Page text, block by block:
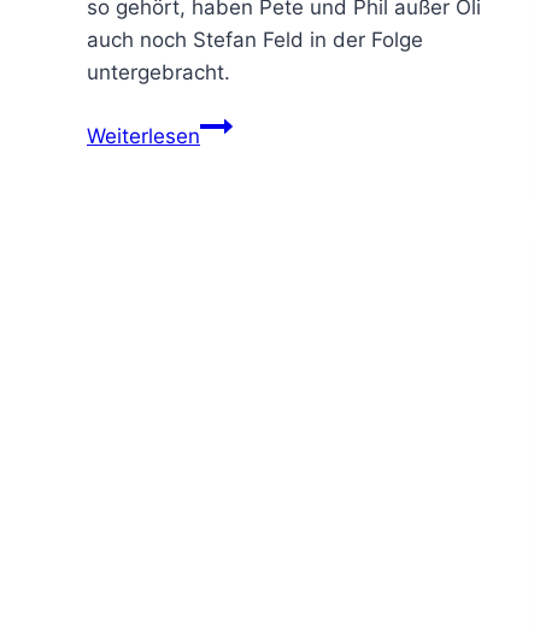
so gehört, haben Pete und Phil außer Oli
auch noch Stefan Feld in der Folge
untergebracht.
Weiterlesenzu